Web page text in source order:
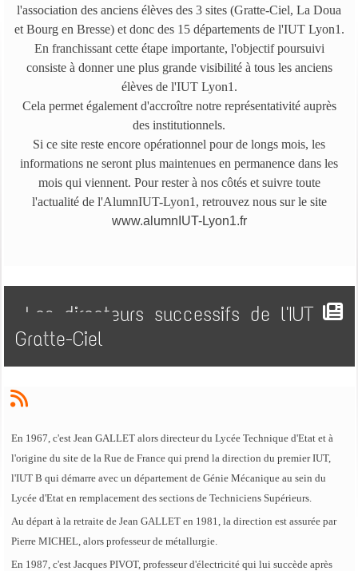
l'association des anciens élèves des 3 sites (Gratte-Ciel, La Doua
et Bourg en Bresse) et donc des 15 départements de l'IUT Lyon1.
En franchissant cette étape importante, l'objectif poursuivi
consiste à donner une plus grande visibilité à tous les anciens
élèves de l'IUT Lyon1.
Cela permet également d'accroître notre représentativité auprès
des institutionnels.
Si ce site reste encore opérationnel pour de longs mois, les
informations ne seront plus maintenues en permanence dans les
mois qui viennent. Pour rester à nos côtés et suivre toute
l'actualité de l'AlumnIUT-Lyon1, retrouvez nous sur le site
www.alumnIUT-Lyon1.fr
Les directeurs successifs de l'IUT
Gratte-Ciel
En 1967, c'est Jean GALLET alors directeur du Lycée Technique d'Etat et à
l'origine du site de la Rue de France qui prend la direction du premier IUT,
l'IUT B qui démarre avec un département de Génie Mécanique au sein du
Lycée d'Etat en remplacement des sections de Techniciens Supérieurs.
Au départ à la retraite de Jean GALLET en 1981, la direction est assurée par
Pierre MICHEL, alors professeur de métallurgie.
En 1987, c'est Jacques PIVOT, professeur d'électricité qui lui succède après